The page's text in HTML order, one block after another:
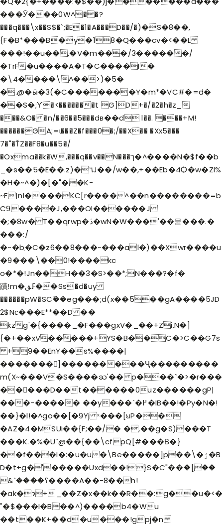
���Ӯ���0W^��?
���q���\x��S$�`;�E�1�A���D��/�)�S�8��,
{F�B*���B�y�18�Q���cv�<��L
���!��u��,�V�m���/3������/
�TrF�u����A�T�C����I�
�\4����\^��>)�5�
�.@�ӹ�3(�C�������Y�m*�VC#�=d�
��S�;ϒ�<�������t G]D+�/�2�h�z_
���&O� �n/��6��5���dв��d l��. ���+M!
������GA;=ɩ���Z�f���0�;/��X�� �Xx5���
7�"�ŤZ��F8�u��5�/
�Oxma��k�W,���q��v��N���ך�^����N�$f��b
_�s��5�E��.z)�٦J��/w��,+��Eb�4Ѻ�w�Zl%
�H�~^�)�[�"��K-
~F|nI����KC[r����^��n��������=b
C9����J,���OI������J
�;�8w� T��qrwp�ڎ�wN�W���'��뭍���.�
���:/
�~�bַ�C�z6��8���~���al�)��Xwr����u
�9���\��0!����kc
o�*�!Jn��H��3�S>��*;N���?�f�
蹟!m�ߓڧ��Ss�d�uy
������pW�SCܺ��eg���;d(x��5��gA����5JD
2$Nс���E**��D ��
kzg'�{����_�F���gxV�_��+Zi.N�]
{�+��xV�����+YS�B��C�>C��G7s
+9��EnY��s%����|
�������]���������Ҷ���������
m(X~���V�S����ႀ'�� p���`�>�r���
��􊣥���D��t������0uz������gP|
���-����� ��y���`�߂�IB��!�Py�N�!
��}�l!�^go��[�9Yj ˣ���[ꞟP��
�AZ�4�MSUi��{F;��/� �,��g�S)���T
���K.�%�U`@��{��\cfpQ[#���Β�}
��f���I�:�u�u�\Be�����]p��\�ۯ�B
D�t+g�'�����Uxd��!}S�C"��ަ�[��
&`����؟����A��-8��h!
�ak�ɂ+_��Z�x��k��R��:g��u�<�
"�$���I�B��^)����b4�Wu
��t��K+��d�u���!gpj�n